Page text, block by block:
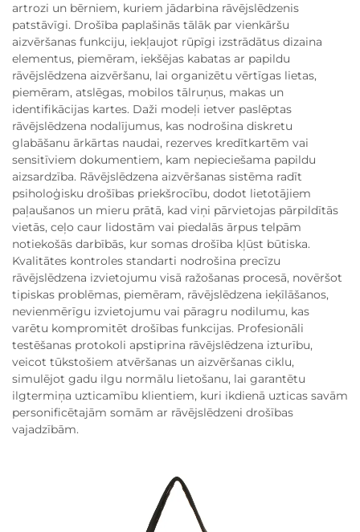
artrozi un bērniem, kuriem jādarbina rāvējslēdzenis
patstāvīgi. Drošība paplašinās tālāk par vienkāršu
aizvēršanas funkciju, iekļaujot rūpīgi izstrādātus dizaina
elementus, piemēram, iekšējas kabatas ar papildu
rāvējslēdzena aizvēršanu, lai organizētu vērtīgas lietas,
piemēram, atslēgas, mobilos tālruņus, makas un
identifikācijas kartes. Daži modeļi ietver paslēptas
rāvējslēdzena nodalījumus, kas nodrošina diskretu
glabāšanu ārkārtas naudai, rezerves kredītkartēm vai
sensitīviem dokumentiem, kam nepieciešama papildu
aizsardzība. Rāvējslēdzena aizvēršanas sistēma radīt
psiholoģisku drošības priekšrocību, dodot lietotājiem
paļaušanos un mieru prātā, kad viņi pārvietojas pārpildītās
vietās, ceļo caur lidostām vai piedalās ārpus telpām
notiekošās darbībās, kur somas drošība kļūst būtiska.
Kvalitātes kontroles standarti nodrošina precīzu
rāvējslēdzena izvietojumu visā ražošanas procesā, novēršot
tipiskas problēmas, piemēram, rāvējslēdzena ieķīlāšanos,
nevienmērīgu izvietojumu vai pāragru nodilumu, kas
varētu kompromitēt drošības funkcijas. Profesionāli
testēšanas protokoli apstiprina rāvējslēdzena izturību,
veicot tūkstošiem atvēršanas un aizvēršanas ciklu,
simulējot gadu ilgu normālu lietošanu, lai garantētu
ilgtermiņa uzticamību klientiem, kuri ikdienā uzticas savām
personificētajām somām ar rāvējslēdzeni drošības
vajadzībām.